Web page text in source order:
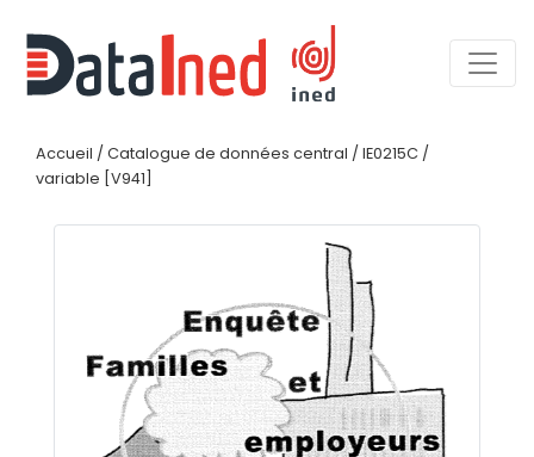
Accueil / Catalogue de données central / IE0215C /
variable [V941]